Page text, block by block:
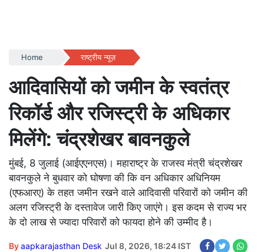
Home राष्ट्रीय न्यूज़
आदिवासियों को जमीन के स्वतंत्र
रिकॉर्ड और रजिस्ट्री के अधिकार
मिलेंगे: चंद्रशेखर बावनकुले
मुंबई, 8 जुलाई (आईएएनएस)। महाराष्ट्र के राजस्व मंत्री चंद्रशेखर
बावनकुले ने बुधवार को घोषणा की कि वन अधिकार अधिनियम
(एफआरए) के तहत जमीन रखने वाले आदिवासी परिवारों को जमीन की
अलग रजिस्ट्री के दस्तावेज जारी किए जाएंगे। इस कदम से राज्य भर
के दो लाख से ज्यादा परिवारों को फायदा होने की उम्मीद है।
Byaapkarajasthan Desk Jul 8, 2026, 18:24 IST